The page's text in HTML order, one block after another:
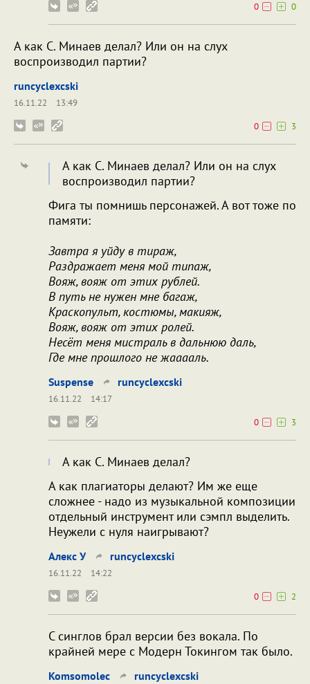
0 0
А как С. Минаев делал? Или он на слух
воспроизводил партии?
runcyclexcski
16.11.22
13:49
0
3
А как С. Минаев делал? Или он на слух
воспроизводил партии?
Фига ты помнишь персонажей. А вот тоже по
памяти:
Завтра я уйду в тираж,
Раздражает меня мой типаж,
Вояж, вояж от этих рублей.
В путь не нужен мне багаж,
Краскопульт, костюмы, макияж,
Вояж, вояж от этих ролей.
Несёт меня мистраль в дальнюю даль,
Где мне прошлого не жааааль.
Suspense runcyclexcski
16.11.22
14:17
0
3
А как С. Минаев делал?
А как плагиаторы делают? Им же еще
сложнее - надо из музыкальной композиции
отдельный инструмент или сэмпл выделить.
Неужели с нуля наигрывают?
Алекс У runcyclexcski
16.11.22
14:22
0
2
С синглов брал версии без вокала. По
крайней мере с Модерн Токингом так было.
Komsomolec runcyclexcski